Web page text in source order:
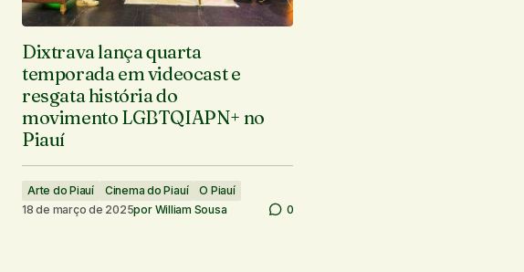
Dixtrava lança quarta
temporada em videocast e
resgata história do
movimento LGBTQIAPN+ no
Piauí
Arte do Piauí Cinema do Piauí
O Piauí
18 de março de 2025por William Sousa 0